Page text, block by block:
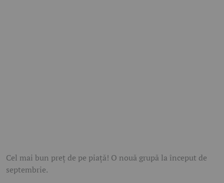
Cel mai bun preț de pe piață! O nouă grupă la început de
septembrie.